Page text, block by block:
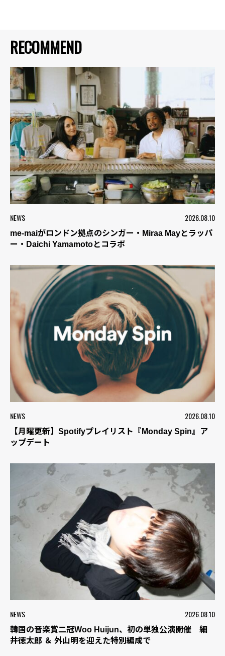
RECOMMEND
NEWS 2026.08.10
me-maiがロンドン拠点のシンガー・Miraa Mayとラッパ
ー・Daichi Yamamotoとコラボ
NEWS 2026.08.10
【月曜更新】Spotifyプレイリスト『Monday Spin』ア
ップデート
NEWS 2026.08.10
韓国の音楽賞二冠Woo Huijun、初の単独公演開催 細
井徳太郎 ＆ 外山明を迎えた特別編成で